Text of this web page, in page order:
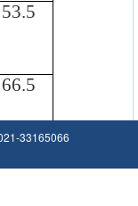
53.5
66.5
33165066